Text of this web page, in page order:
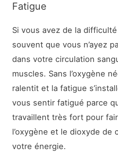
Fatigue
Si vous avez de la
souvent que vous n’ayez
dans votre circulation
muscles. Sans l’oxygène
ralentit et la fatigue
vous sentir fatigué parce
travaillent très fort pour
l’oxygène et le dioxyde de
votre énergie.